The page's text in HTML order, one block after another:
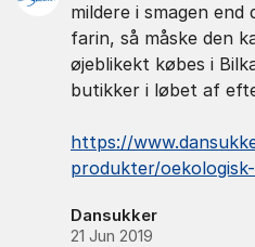
mildere i smagen end
farin, så måske den
øjeblikekt købes i
butikker i løbet af
https://
produkter/
Dansukker
21 Jun 2019